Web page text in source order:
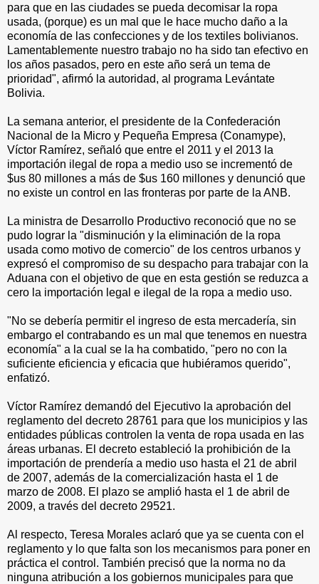
para que en las ciudades se pueda decomisar la ropa
usada, (porque) es un mal que le hace mucho daño a la
economía de las confecciones y de los textiles bolivianos.
Lamentablemente nuestro trabajo no ha sido tan efectivo en
los años pasados, pero en este año será un tema de
prioridad", afirmó la autoridad, al programa Levántate
Bolivia.
La semana anterior, el presidente de la Confederación
Nacional de la Micro y Pequeña Empresa (Conamype),
Víctor Ramírez, señaló que entre el 2011 y el 2013 la
importación ilegal de ropa a medio uso se incrementó de
$us 80 millones a más de $us 160 millones y denunció que
no existe un control en las fronteras por parte de la ANB.
La ministra de Desarrollo Productivo reconoció que no se
pudo lograr la "disminución y la eliminación de la ropa
usada como motivo de comercio" de los centros urbanos y
expresó el compromiso de su despacho para trabajar con la
Aduana con el objetivo de que en esta gestión se reduzca a
cero la importación legal e ilegal de la ropa a medio uso.
"No se debería permitir el ingreso de esta mercadería, sin
embargo el contrabando es un mal que tenemos en nuestra
economía" a la cual se la ha combatido, "pero no con la
suficiente eficiencia y eficacia que hubiéramos querido",
enfatizó.
Víctor Ramírez demandó del Ejecutivo la aprobación del
reglamento del decreto 28761 para que los municipios y las
entidades públicas controlen la venta de ropa usada en las
áreas urbanas. El decreto estableció la prohibición de la
importación de prendería a medio uso hasta el 21 de abril
de 2007, además de la comercialización hasta el 1 de
marzo de 2008. El plazo se amplió hasta el 1 de abril de
2009, a través del decreto 29521.
Al respecto, Teresa Morales aclaró que ya se cuenta con el
reglamento y lo que falta son los mecanismos para poner en
práctica el control. También precisó que la norma no da
ninguna atribución a los gobiernos municipales para que